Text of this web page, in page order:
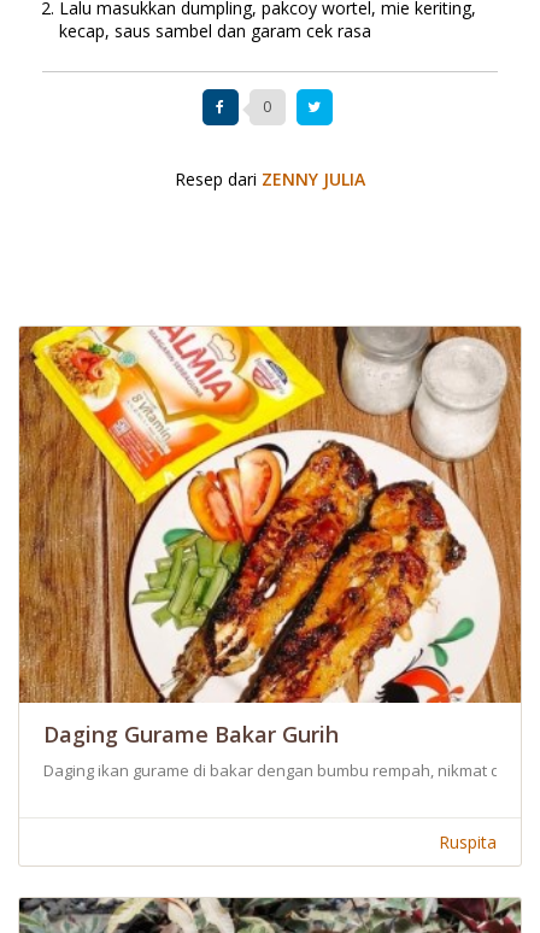
Lalu masukkan dumpling, pakcoy wortel, mie keriting,
kecap, saus sambel dan garam cek rasa
0
Resep dari ZENNY JULIA
Daging Gurame Bakar Gurih
Daging ikan gurame di bakar dengan bumbu rempah, nikmat dan
Ruspita